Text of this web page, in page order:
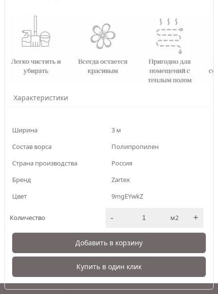
Характеристики
Ширина
3 м
Состав ворса
Полипропилен
Страна производства
Россия
Бренд
Zartex
Цвет
9mgEYwkZ
Количество - м2 +
Добавить в корзину
Купить в один клик